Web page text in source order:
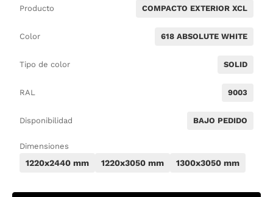
Producto COMPACTO EXTERIOR XCL
Color 618 ABSOLUTE WHITE
Tipo de color SOLID
RAL 9003
Disponibilidad BAJO PEDIDO
Dimensiones
1220x2440 mm 1220x3050 mm 1300x3050 mm